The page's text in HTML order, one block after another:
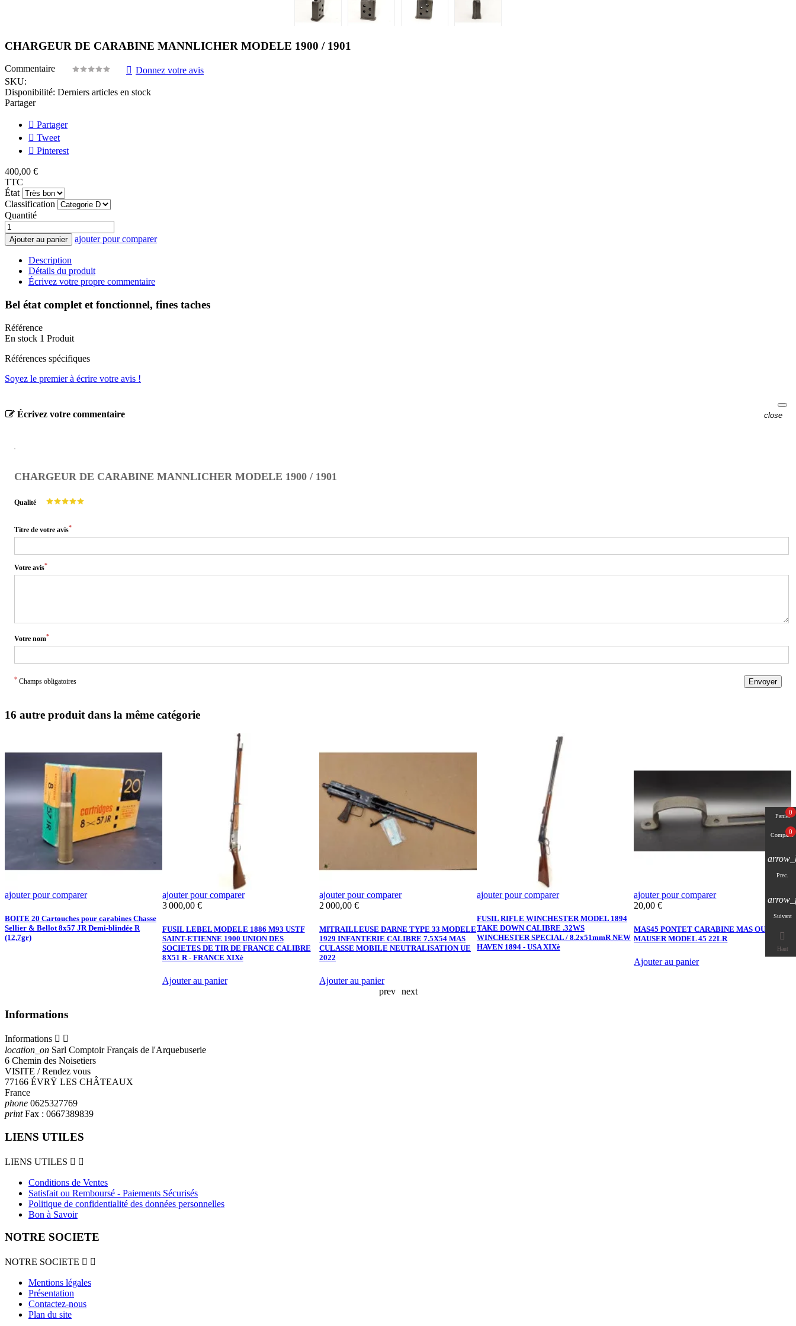
CHARGEUR DE CARABINE MANNLICHER MODELE 1900 / 1901
Commentaire
Donnez votre avis
SKU:
Disponibilité: Derniers articles en stock
Partager
Partager
Tweet
Pinterest
400,00 €
TTC
État
Classification
Quantité
Ajouter au panier ajouter pour comparer
Description
Détails du produit
Écrivez votre propre commentaire
Bel état complet et fonctionnel, fines taches
Référence
En stock 1 Produit
Références spécifiques
Soyez le premier à écrire votre avis !
Écrivez votre commentaire close
CHARGEUR DE CARABINE MANNLICHER MODELE 1900 / 1901
Qualité
Titre de votre avis*
Votre avis*
Votre nom*
* Champs obligatoires Envoyer
16 autre produit dans la même catégorie
ajouter pour comparer
BOITE 20 Cartouches pour carabines Chasse
Sellier & Bellot 8x57 JR Demi-blindée R
(12,7gr)
ajouter pour comparer
Prix
3 000,00 €
FUSIL LEBEL MODELE 1886 M93 USTF
SAINT-ETIENNE 1900 UNION DES
SOCIETES DE TIR DE FRANCE CALIBRE
8X51 R - FRANCE XIXè
Ajouter au panier
ajouter pour comparer
Prix
2 000,00 €
MITRAILLEUSE DARNE TYPE 33 MODELE
1929 INFANTERIE CALIBRE 7.5X54 MAS
CULASSE MOBILE NEUTRALISATION UE
2022
Ajouter au panier
ajouter pour comparer
FUSIL RIFLE WINCHESTER MODEL 1894
TAKE DOWN CALIBRE .32WS
WINCHESTER SPECIAL / 8.2x51mmR NEW
HAVEN 1894 - USA XIXè
ajouter pour comparer
Prix
20,00 €
MAS45 PONTET CARABINE MAS OU
MAUSER MODEL 45 22LR
Ajouter au panier
prev next
Informations
Informations  
location_on Sarl Comptoir Français de l'Arquebuserie
6 Chemin des Noisetiers
VISITE / Rendez vous
77166 ÉVRŸ LES CHÂTEAUX
France
phone 0625327769
printFax : 0667389839
LIENS UTILES
LIENS UTILES  
Conditions de Ventes
Satisfait ou Remboursé - Paiements Sécurisés
Politique de confidentialité des données personnelles
Bon à Savoir
NOTRE SOCIETE
NOTRE SOCIETE  
Mentions légales
Présentation
Contactez-nous
Plan du site
Panier
0
Comparer
0
Prec.
Suivant

Haut